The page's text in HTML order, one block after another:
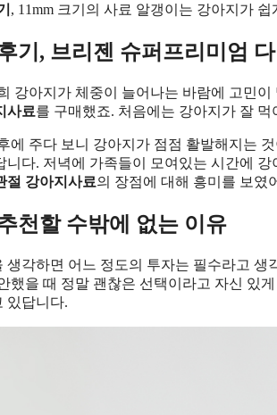
, 11mm 크기의 사료 알갱이는 강아지가
기, 브리젠 슈퍼프리미엄
강아지가 체중이 늘어나는 바람에 고민이
사료를 구매했죠. 처음에는 강아지가 잘
에 주다 보니 강아지가 점점 활발해지는
니다. 저녁에 가족들이 모여있는 시간에
절 강아지사료의 장점에 대해 흥미를 보였
천할 수밖에 없는 이유
생각하면 어느 정도의 투자는 필수라고 생
했을 때 정말 괜찮은 선택이라고 자신 있
있답니다.